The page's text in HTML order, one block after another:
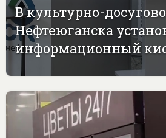
В культурно-
Нефтеюганска
информационный